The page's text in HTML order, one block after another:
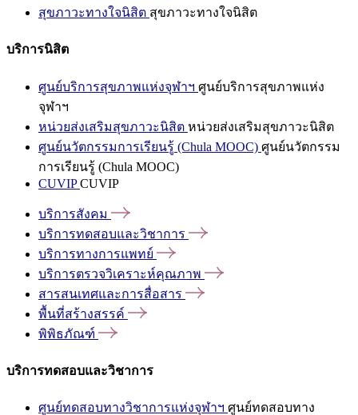
สุขภาวะทางใจนิสิต สุขภาวะทางใจนิสิต
บริการนิสิต
ศูนย์บริการสุขภาพแห่งจุฬาฯ ศูนย์บริการสุขภาพแห่ง
จุฬาฯ
หน่วยส่งเสริมสุขภาวะนิสิต หน่วยส่งเสริมสุขภาวะนิสิต
ศูนย์นวัตกรรมการเรียนรู้ (Chula MOOC) ศูนย์นวัตกรรม
การเรียนรู้ (Chula MOOC)
CUVIPCUVIP
บริการสังคม
บริการทดสอบและวิชาการ
บริการทางการแพทย์
บริการตรวจวิเคราะห์คุณภาพ
สารสนเทศและการสื่อสาร
พื้นที่สร้างสรรค์
พิพิธภัณฑ์
บริการทดสอบและวิชาการ
ศูนย์ทดสอบทางวิชาการแห่งจุฬาฯ ศูนย์ทดสอบทาง